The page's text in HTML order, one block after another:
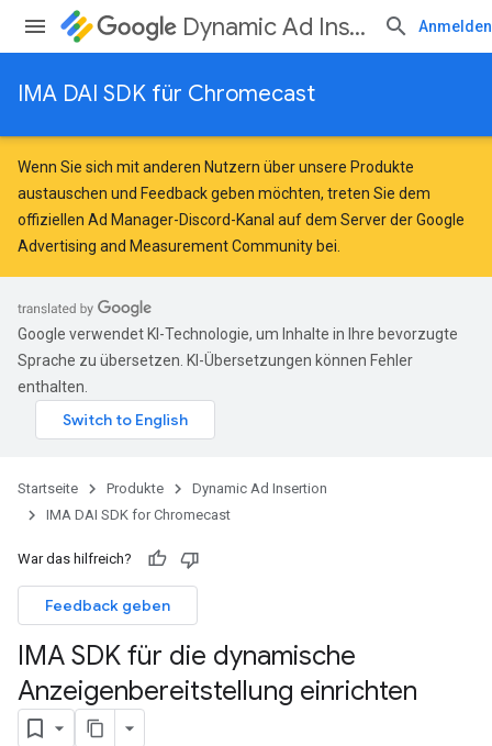
Dynamic Ad Insertion Anmelden
IMA DAI SDK für Chromecast
Wenn Sie sich mit anderen Nutzern über unsere Produkte
austauschen und Feedback geben möchten, treten Sie dem
offiziellen Ad Manager-Discord-Kanal auf dem Server derGoogle
Advertising and Measurement Community bei.
Google verwendet KI-Technologie, um Inhalte in Ihre bevorzugte
Sprache zu übersetzen. KI-Übersetzungen können Fehler
enthalten.
Startseite Produkte
Dynamic Ad Insertion
IMA DAI SDK for Chromecast
War das hilfreich?
Feedback geben
IMA SDK für die dynamische
Anzeigenbereitstellung einrichten